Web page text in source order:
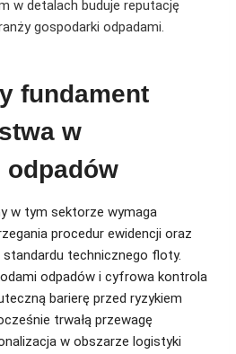
w detalach buduje reputację
gospodarki odpadami.
fundament
w
w tym sektorze wymaga
procedur ewidencji oraz
technicznego floty.
odpadów i cyfrowa kontrola
barierę przed ryzykiem
trwałą przewagę
w obszarze logistyki